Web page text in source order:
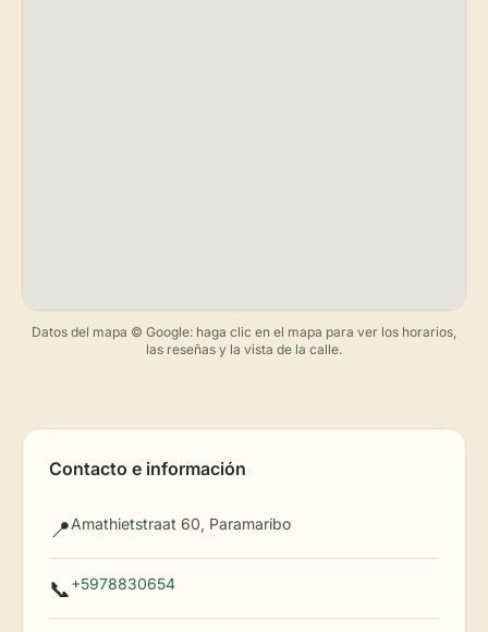
Datos del mapa © Google: haga clic en el mapa para ver los horarios,
las reseñas y la vista de la calle.
Contacto e información
📍Amathietstraat 60, Paramaribo
📞+5978830654